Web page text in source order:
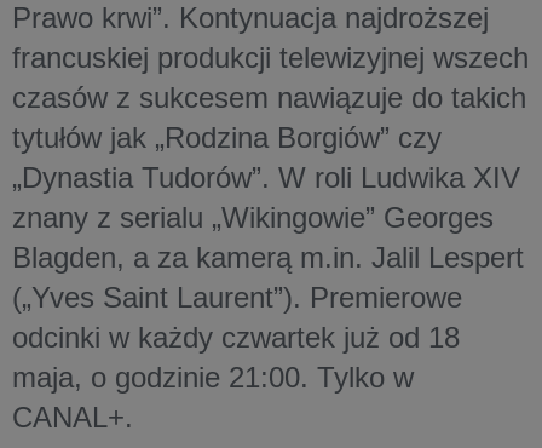
Prawo krwi”. Kontynuacja najdroższej
francuskiej produkcji telewizyjnej wszech
czasów z sukcesem nawiązuje do takich
tytułów jak „Rodzina Borgiów” czy
„Dynastia Tudorów”. W roli Ludwika XIV
znany z serialu „Wikingowie” Georges
Blagden, a za kamerą m.in. Jalil Lespert
(„Yves Saint Laurent”). Premierowe
odcinki w każdy czwartek już od 18
maja, o godzinie 21:00. Tylko w
CANAL+.